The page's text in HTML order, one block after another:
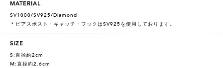
MATERIAL
SV1000/SV925/Diamond
＊ピアスポスト・キャッチ・フックはSV925を使用しております。
SIZE
S:直径約2cm
M:直径約2.6cm